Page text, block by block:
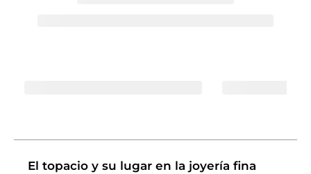
El topacio y su lugar en la joyería fina